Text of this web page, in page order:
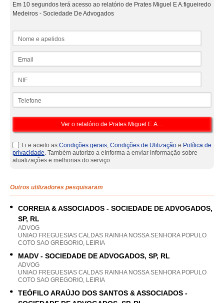
Em 10 segundos terá acesso ao relatório de Prates Miguel E A.figueiredo
Medeiros - Sociedade De Advogados
Li e aceito as Condições gerais, Condições de Utilização e Política de
privacidade. Também autorizo a eInforma a enviar informação sobre
atualizações e melhorias do serviço.
Outros utilizadores pesquisaram
CORREIA & ASSOCIADOS - SOCIEDADE DE ADVOGADOS,
SP, RL
ADVOG
UNIAO FREGUESIAS CALDAS RAINHA NOSSA SENHORA POPULO
COTO SAO GREGORIO, LEIRIA
MADV - SOCIEDADE DE ADVOGADOS, SP, RL
ADVOG
UNIAO FREGUESIAS CALDAS RAINHA NOSSA SENHORA POPULO
COTO SAO GREGORIO, LEIRIA
TEÓFILO ARAÚJO DOS SANTOS & ASSOCIADOS -